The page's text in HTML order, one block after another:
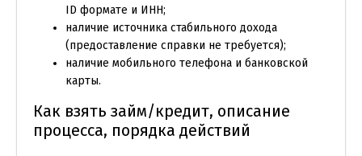
ID формате и ИНН;
наличие источника стабильного дохода
(предоставление справки не требуется);
наличие мобильного телефона и банковской
карты.
Как взять займ/кредит, описание
процесса, порядка действий